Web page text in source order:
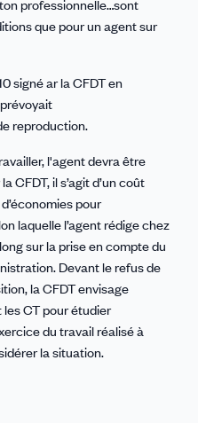
professionnelle…sont
que pour un agent sur
signé ar la CFDT en
reproduction.
l'agent devra être
CFDT, il s’agit d’un coût
pour
laquelle l’agent rédige chez
sur la prise en compte du
Devant le refus de
la CFDT envisage
les CT pour étudier
du travail réalisé à
la situation.